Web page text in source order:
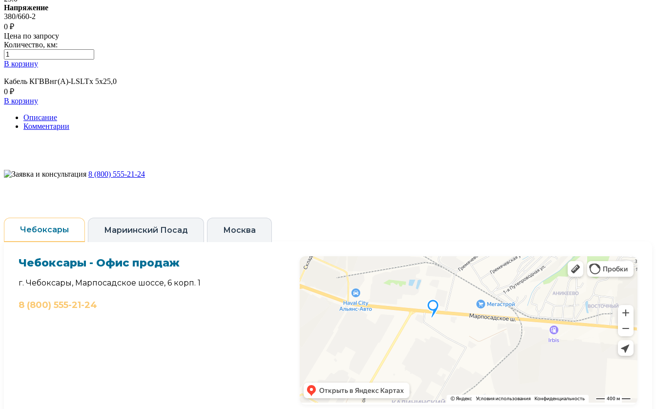
Напряжение
380/660-2
0 ₽
Цена по запросу
Количество, км:
В корзину
Кабель КГВВнг(А)-LSLTx 5х25,0
0 ₽
В корзину
Описание
Комментарии
8 (800) 555-21-24
Чебоксары Мариинский Посад Москва
Чебоксары - Офис продаж
г. Чебоксары, Марпосадское шоссе, 6 корп. 1
8 (800) 555-21-24